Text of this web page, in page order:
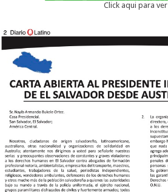
Click aqui para ver